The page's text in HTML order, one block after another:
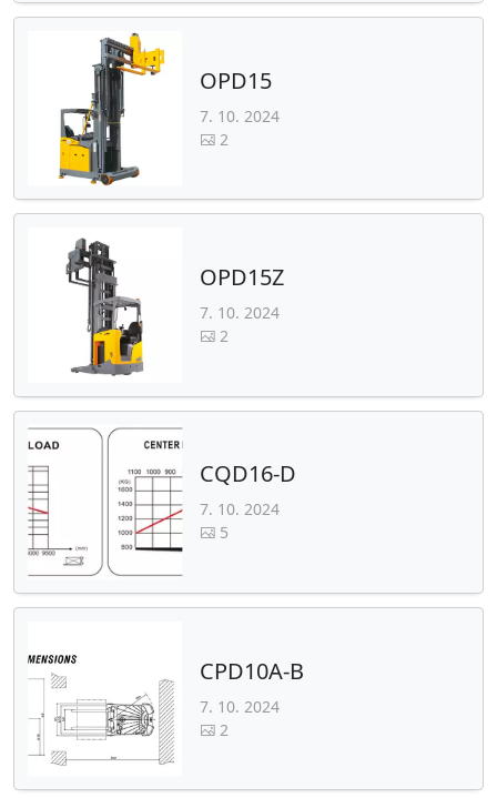
OPD15
7. 10. 2024
2
OPD15Z
7. 10. 2024
2
CQD16-D
7. 10. 2024
5
CPD10A-B
7. 10. 2024
2